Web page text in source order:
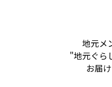
地元メ
"地元ぐら
お届